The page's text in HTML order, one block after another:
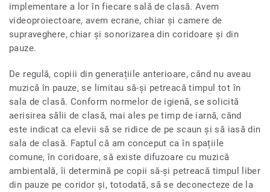
implementare a lor în fiecare sală de clasă. Avem
videoproiectoare, avem ecrane, chiar și camere de
supraveghere, chiar și sonorizarea din coridoare și din
pauze.
De regulă, copiii din generațiile anterioare, când nu aveau
muzică în pauze, se limitau să-și petreacă timpul tot în
sala de clasă. Conform normelor de igienă, se solicită
aerisirea sălii de clasă, mai ales pe timp de iarnă, când
este indicat ca elevii să se ridice de pe scaun și să iasă din
sala de clasă. Faptul că am conceput ca în spațiile
comune, în coridoare, să existe difuzoare cu muzică
ambientală, îi determină pe copii să-și petreacă timpul liber
din pauze pe coridor și, totodată, să se deconecteze de la